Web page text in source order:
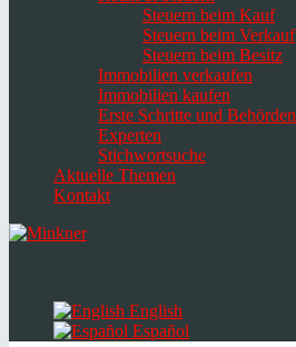
Steuern beim Kauf
Steuern beim Verkauf
Steuern beim Besitz
Immobilien verkaufen
Immobilien kaufen
Erste Schritte und Behörden
Experten
Stichwortsuche
Aktuelle Themen
Kontakt
English
Español